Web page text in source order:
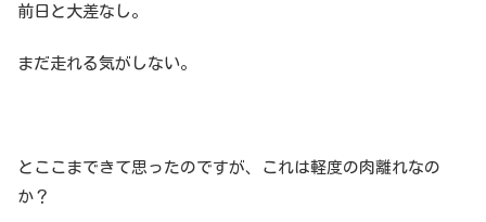
前日と大差なし。
まだ走れる気がしない。
とここまできて思ったのですが、これは軽度の肉離れなの
か？